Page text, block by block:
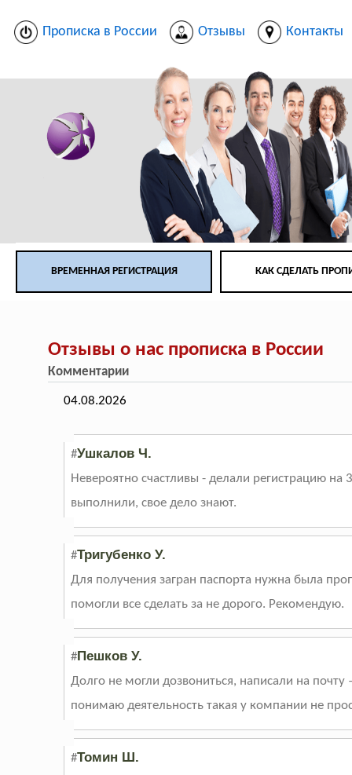
Прописка в России Отзывы Контакты
ВРЕМЕННАЯ РЕГИСТРАЦИЯ КАК СДЕЛАТЬ
Отзывы о нас прописка в России
Комментарии
04.08.2026
#Ушкалов Ч.
Невероятно счастливы - делали регистрацию на
выполнили, свое дело знают.
#Тригубенко У.
Для получения загран паспорта нужна была
помогли все сделать за не дорого. Рекомендую.
#Пешков У.
Долго не могли дозвониться, написали на
понимаю деятельность такая у компании не
#Томин Ш.